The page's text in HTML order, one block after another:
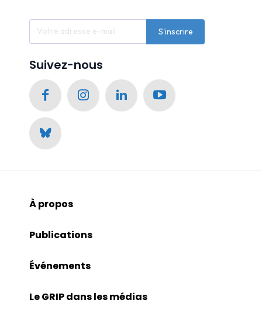
S'inscrire
Suivez-nous
À propos
Publications
Événements
Le GRIP dans les médias